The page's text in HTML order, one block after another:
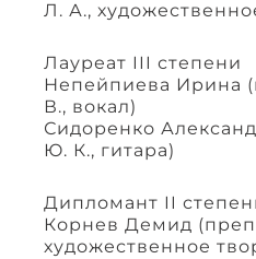
Л. А.,
Лауреат III степени
Непейпиева Ирина
В., вокал)
Сидоренко
Ю. К., гитара)
Дипломант II
Корнев Демид
художественное